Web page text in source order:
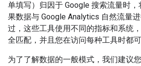
单填写）归因于 Google 搜索流量时，
果数据与 Google Analytics 自然流量
过，这些工具使用不同的指标和系统
全匹配，并且您在访问每种工具时都
为了了解数据的一般模式，我们建议